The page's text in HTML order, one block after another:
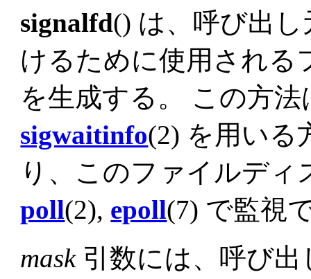
signalfd() は、呼び出
けるために使用される
を生成する。 この方
sigwaitinfo(2) を用いる
り、このファイルデ
poll(2), epoll(7) で監視
mask引数には、呼び出